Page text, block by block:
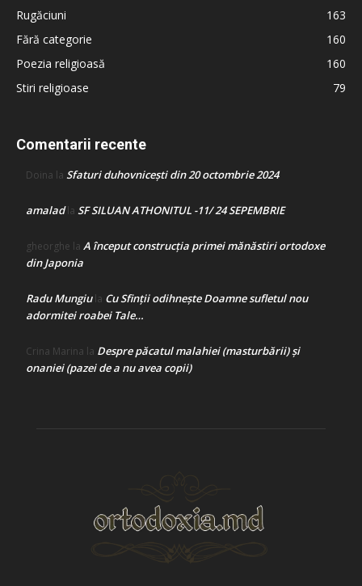
Rugăciuni
163
Fără categorie
160
Poezia religioasă
160
Stiri religioase
79
Comentarii recente
Doina la Sfaturi duhovnicești din 20 octombrie 2024
amaladla SF SILUAN ATHONITUL -11/ 24 SEPEMBRIE
gheorghe la A început construcţia primei mănăstiri ortodoxe
din Japonia
Radu Mungiula Cu Sfinții odihnește Doamne sufletul nou
adormitei roabei Tale…
Crina Marina la Despre păcatul malahiei (masturbării) şi
onaniei (pazei de a nu avea copii)